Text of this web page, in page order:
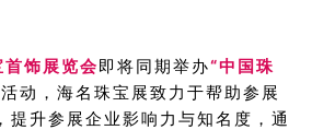
饰展览会即将同期举办“中国珠
活动，海名珠宝展致力于帮助参展
提升参展企业影响力与知名度，通